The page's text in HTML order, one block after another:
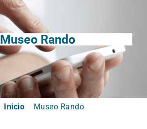
Museo Rando
Inicio Museo Rando